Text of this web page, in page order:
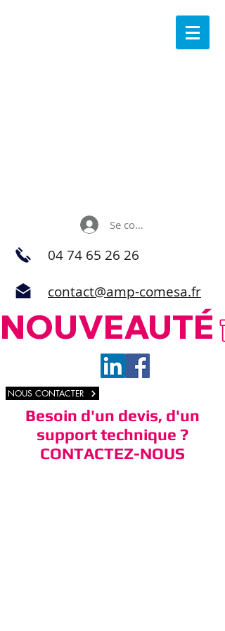
Se connecter
04 74 65 26 26
contact@amp-comesa.fr
NOUVEAUTÉ
NOUS CONTACTER
Besoin d'un devis, d'un
support technique ?
CONTACTEZ-NOUS